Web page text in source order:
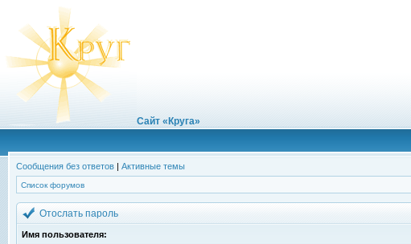
Сайт «Круга»
Сообщения без ответов | Активные темы
Список форумов
Отослать пароль
Имя пользователя: